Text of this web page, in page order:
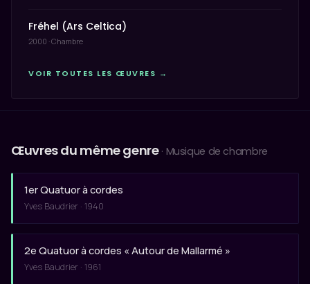
Fréhel (Ars Celtica)
2000 · Chambre
VOIR TOUTES LES ŒUVRES →
Œuvres du même genre · Musique de chambre
1er Quatuor à cordes
Yves Baudrier · 1940
2e Quatuor à cordes « Autour de Mallarmé »
Yves Baudrier · 1961